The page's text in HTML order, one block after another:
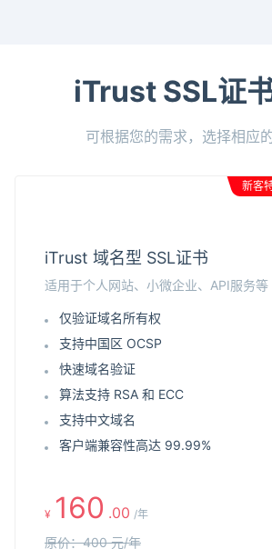
iTrust SSL证
可根据您的需求，选择相应
新客
iTrust 域名型 SSL证书
适用于个人网站、小微企业、API服务等
仅验证域名所有权
支持中国区 OCSP
快速域名验证
算法支持 RSA 和 ECC
支持中文域名
客户端兼容性高达 99.99%
¥ 160 .00 /年
原价：400 元/年